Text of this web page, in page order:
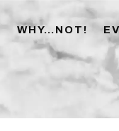
WHY…NOT!